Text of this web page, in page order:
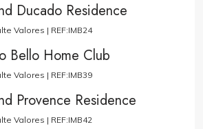
Ducado Residence
Valores | REF:IMB24
Bello Home Club
Valores | REF:IMB39
Provence Residence
Valores | REF:IMB42